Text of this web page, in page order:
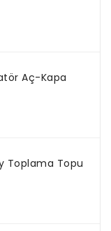
Aç-Kapa
Toplama Topu